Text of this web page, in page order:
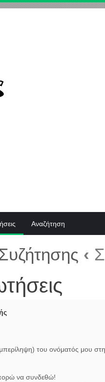
Αναζήτηση
‹
του ονόματός μου στη
να συνδεθώ!